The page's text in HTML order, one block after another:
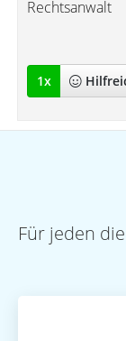
Rechtsanwalt
1x
Für jeden